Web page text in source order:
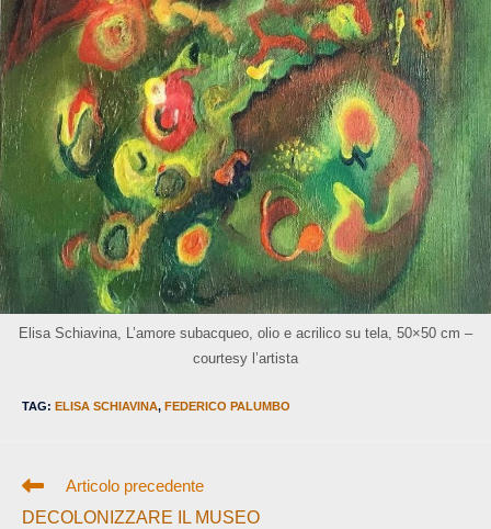
Elisa Schiavina, L’amore subacqueo, olio e acrilico su tela, 50×50 cm –
courtesy l’artista
TAG: ELISA SCHIAVINA, FEDERICO PALUMBO
Leggi
altri
Articolo precedente
DECOLONIZZARE IL MUSEO